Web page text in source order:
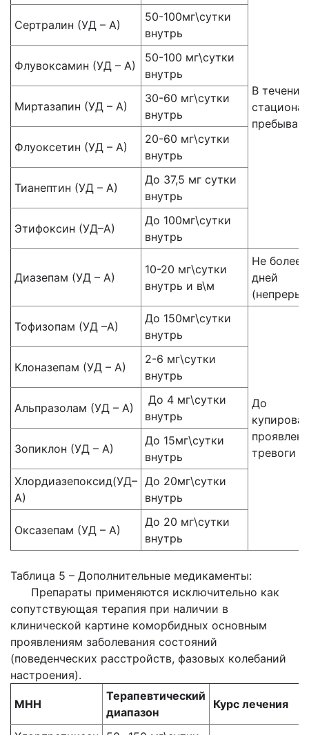
В течение
Сертралин (УД – А)
50-100мг\сутки
внутрь
Флувоксамин (УД – А)
50-100 мг\сутки
внутрь
Миртазапин (УД – А)
30-60 мг\сутки
внутрь
Флуоксетин (УД – А)
20-60 мг\сутки
внутрь
Тианептин (УД – А)
До 37,5 мг сутки
внутрь
Этифоксин (УД–А)
До 100мг\сутки
внутрь
Диазепам (УД – А)
10-20 мг\сутки
внутрь и в\м
Не более
дней
Тофизопам (УД –А)
До 150мг\сутки
внутрь
До
тревоги
Клоназепам (УД – А)
2-6 мг\сутки
внутрь
Альпразолам (УД – А)
До 4 мг\сутки
внутрь
Зопиклон (УД – А)
До 15мг\сутки
внутрь
Хлордиазепоксид(УД–
А)
До 20мг\сутки
внутрь
Оксазепам (УД – А)
До 20 мг\сутки
внутрь
Таблица 5 – Дополнительные медикаменты:
Препараты применяются исключительно как
сопутствующая терапия при наличии в
клинической картине коморбидных основным
проявлениям заболевания состояний
(поведенческих расстройств, фазовых колебаний
настроения).
МНН
Терапевтический
диапазон
Курс лечения